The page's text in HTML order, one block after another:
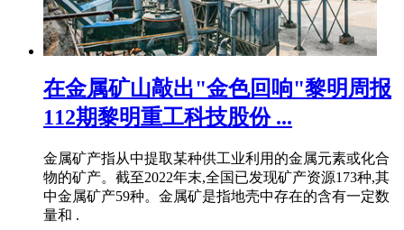
在金属矿山敲出"金色回响"黎明周报
112期黎明重工科技股份 ...
金属矿产指从中提取某种供工业利用的金属元素或化合
物的矿产。截至2022年末,全国已发现矿产资源173种,其
中金属矿产59种。金属矿是指地壳中存在的含有一定数
量和 .